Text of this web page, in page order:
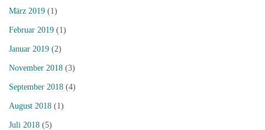
März 2019 (1)
Februar 2019 (1)
Januar 2019 (2)
November 2018 (3)
September 2018 (4)
August 2018 (1)
Juli 2018 (5)